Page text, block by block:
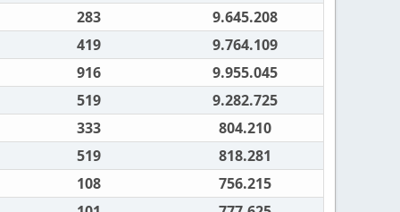
283
9.645.208
419
9.764.109
916
9.955.045
519
9.282.725
333
804.210
519
818.281
108
756.215